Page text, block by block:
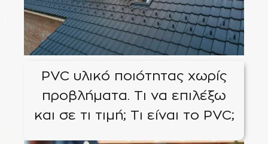
PVC υλικό ποιότητας χωρίς
προβλήματα. Τι να επιλέξω
και σε τι τιμή; Τι είναι το PVC;